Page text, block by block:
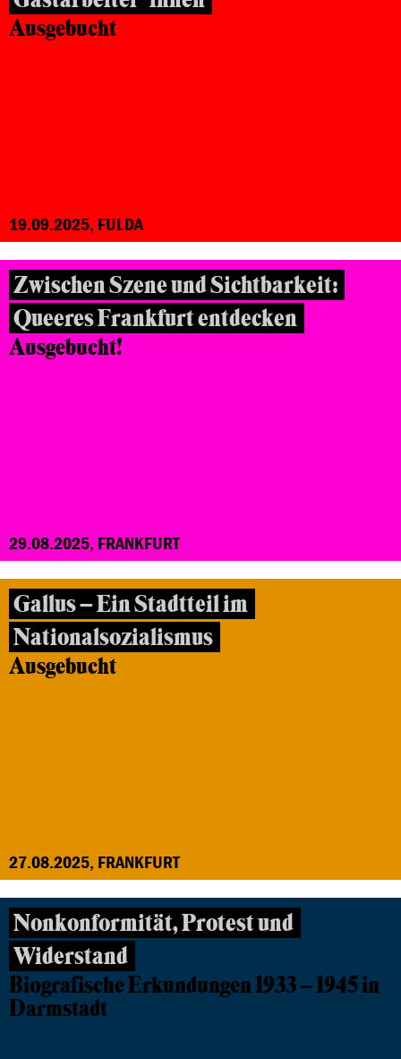
Ausgebucht
19.09.2025, FULDA
Zwischen Szene und Sichtbarkeit:
Queeres Frankfurt entdecken
Ausgebucht!
29.08.2025, FRANKFURT
Gallus – Ein Stadtteil im
Nationalsozialismus
Ausgebucht
27.08.2025, FRANKFURT
Nonkonformität, Protest und
Widerstand
Biografische Erkundungen 1933 – 1945 in
Darmstadt